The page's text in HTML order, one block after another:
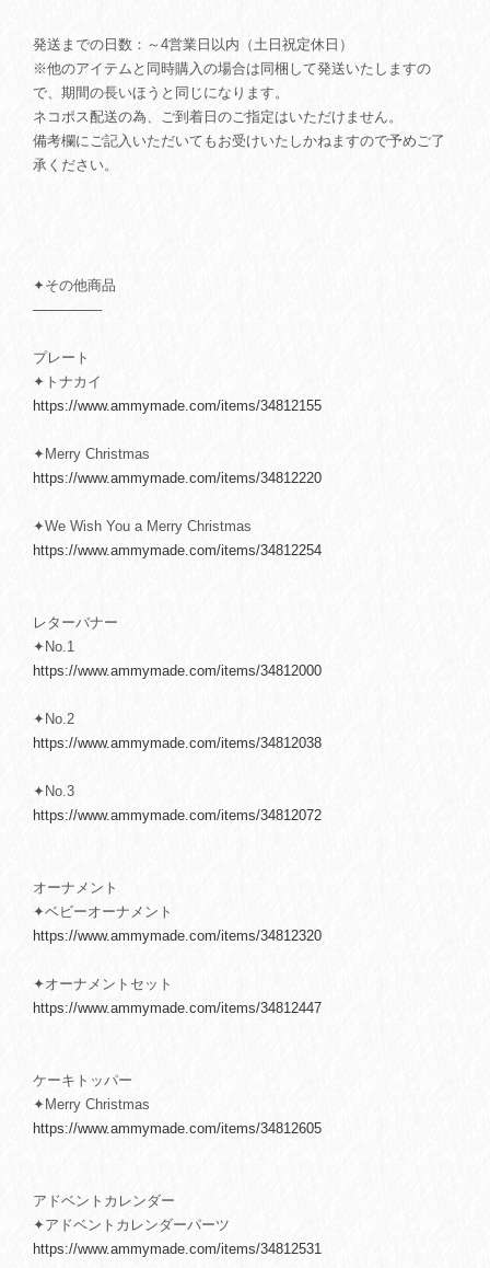
発送までの日数：～4営業日以内（土日祝定休日）
※他のアイテムと同時購入の場合は同梱して発送いたしますの
で、期間の長いほうと同じになります。
ネコポス配送の為、ご到着日のご指定はいただけません。
備考欄にご記入いただいてもお受けいたしかねますので予めご了
承ください。
✦その他商品
───────
プレート
✦トナカイ
https://www.ammymade.com/items/34812155
✦Merry Christmas
https://www.ammymade.com/items/34812220
✦We Wish You a Merry Christmas
https://www.ammymade.com/items/34812254
レターバナー
✦No.1
https://www.ammymade.com/items/34812000
✦No.2
https://www.ammymade.com/items/34812038
✦No.3
https://www.ammymade.com/items/34812072
オーナメント
✦ベビーオーナメント
https://www.ammymade.com/items/34812320
✦オーナメントセット
https://www.ammymade.com/items/34812447
ケーキトッパー
✦Merry Christmas
https://www.ammymade.com/items/34812605
アドベントカレンダー
✦アドベントカレンダーパーツ
https://www.ammymade.com/items/34812531